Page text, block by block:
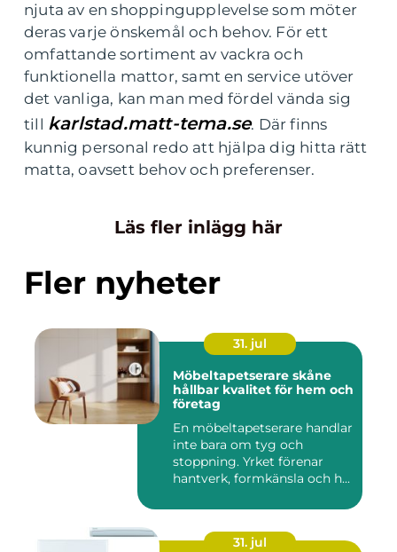
njuta av en shoppingupplevelse som möter
deras varje önskemål och behov. För ett
omfattande sortiment av vackra och
funktionella mattor, samt en service utöver
det vanliga, kan man med fördel vända sig
till karlstad.matt-tema.se. Där finns
kunnig personal redo att hjälpa dig hitta rätt
matta, oavsett behov och preferenser.
Läs fler inlägg här
Fler nyheter
31. jul
Möbeltapetserare skåne
hållbar kvalitet för hem och
företag
En möbeltapetserare handlar
inte bara om tyg och
stoppning. Yrket förenar
hantverk, formkänsla och h...
31. jul